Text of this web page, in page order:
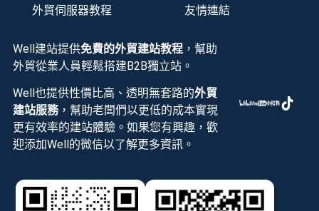
外貿伺服器教程
友情連結
Well建站提供免費的外貿建站教程，幫助
外貿從業人員輕鬆搭建B2B獨立站。
Well也提供性價比高、透明無套路的外貿
建站服務，幫助老闆們以更低的成本實現
更有效率的建站體驗。如果您有興趣，歡
迎添加Well的微信以了解更多資訊。